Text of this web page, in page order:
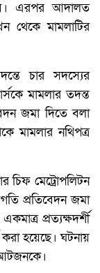
এরপর আদালত
থেকে মামলাটির
চার সদস্যের
মামলার তদন্ত
জমা দিতে বলা
মামলার নথিপত্র
চিফ মেট্রোপলিটন
প্রতিবেদন জমা
প্রত্যক্ষদর্শী
হয়েছে। ঘটনায়